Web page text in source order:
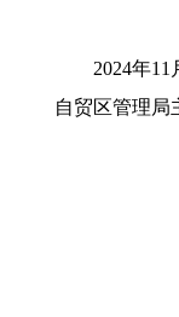
2024年
自贸区管理局